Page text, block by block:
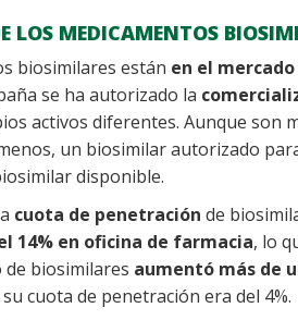
LOS MEDICAMENTOS
biosimilares están en el
se ha autorizado la
activos diferentes. Aunque son
un biosimilar autorizado
disponible.
cuota de penetración de
14% en oficina de farmacia, lo
de biosimilares aumentó más de
cuota de penetración era del 4%.